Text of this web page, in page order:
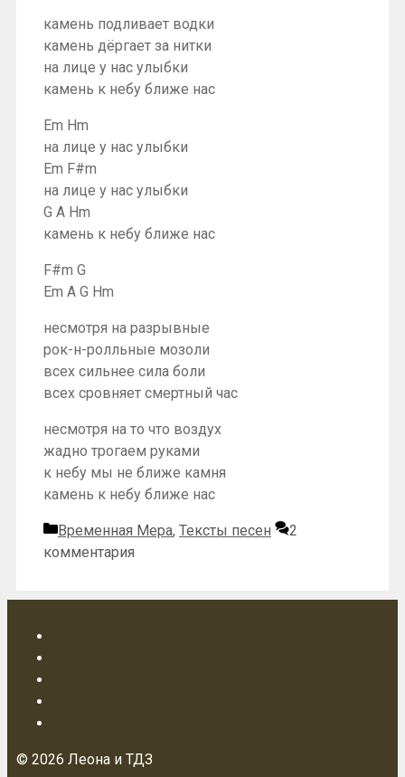
камень подливает водки
камень дёргает за нитки
на лице у нас улыбки
камень к небу ближе нас
Em Hm
на лице у нас улыбки
Em F#m
на лице у нас улыбки
G A Hm
камень к небу ближе нас
F#m G
Em A G Hm
несмотря на разрывные
рок-н-ролльные мозоли
всех сильнее сила боли
всех сровняет смертный час
несмотря на то что воздух
жадно трогаем руками
к небу мы не ближе камня
камень к небу ближе нас
Рубрики
Временная Мера, Тексты песен
2
комментария
© 2026 Леона и ТДЗ